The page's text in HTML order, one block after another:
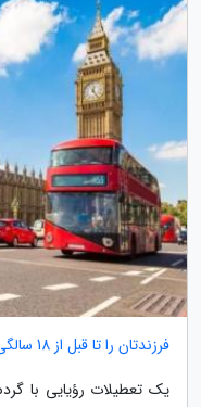
فرزندتان را تا قبل از 18 سالگی به تماشا این شهرها ببرید
یک تعطیلات رؤیایی با